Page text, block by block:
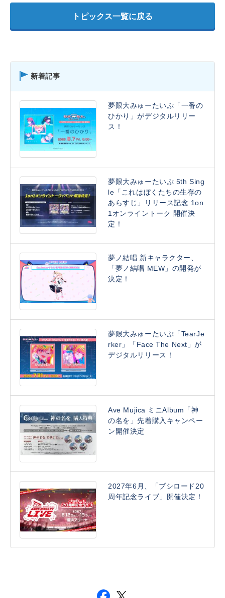
トピックス一覧に戻る
新着記事
夢限大みゅーたいぷ「一番の
ひかり」がデジタルリリー
ス！
夢限大みゅーたいぷ 5th Sing
le「これはぼくたちの生存の
あらすじ」リリース記念 1on
1オンライントーク 開催決
定！
夢ノ結唱 新キャラクター、
「夢ノ結唱 MEW」の開発が
決定！
夢限大みゅーたいぷ「TearJe
rker」「Face The Next」が
デジタルリリース！
Ave Mujica ミニAlbum「神
の名を」先着購入キャンペー
ン開催決定
2027年6月、「ブシロード20
周年記念ライブ」開催決定！